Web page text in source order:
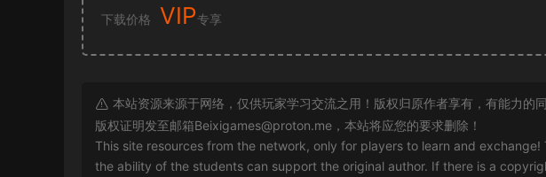
下载价格 VIP专享
本站资源来源于网络，仅供玩家学习交流之用！版权归原作者享有，有能力的
版权证明发至邮箱Beixigames@proton.me ，本站将应您的要求删除！
This site resources from the network, only for players to learn and
the ability of the students can support the original author. If there is a